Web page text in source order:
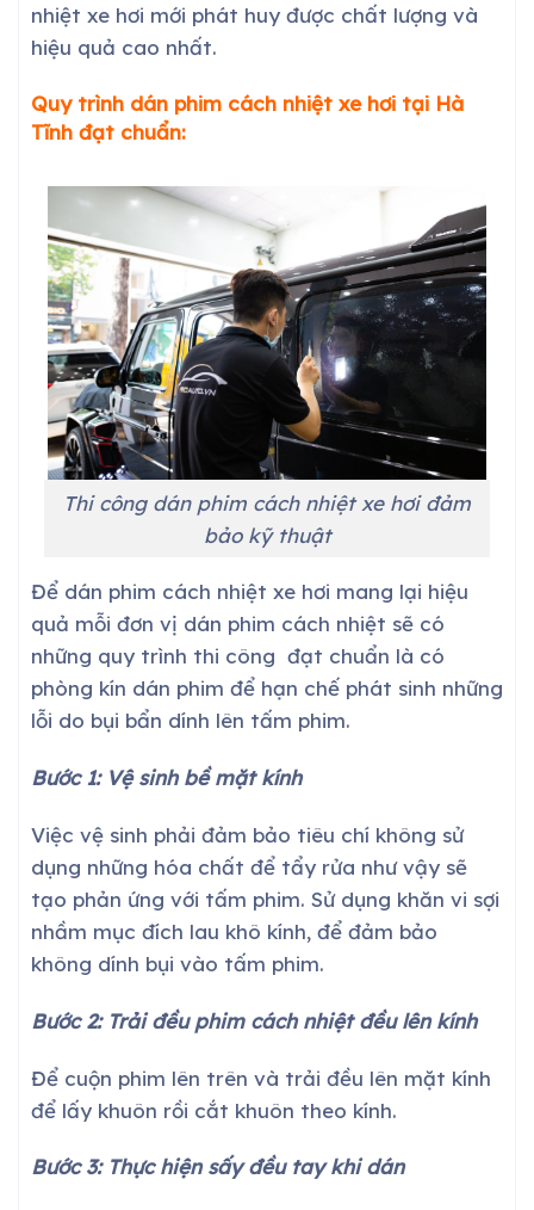
nhiệt xe hơi mới phát huy được chất lượng và
hiệu quả cao nhất.
Quy trình dán phim cách nhiệt xe hơi tại Hà
Tĩnh đạt chuẩn:
Thi công dán phim cách nhiệt xe hơi đảm
bảo kỹ thuật
Để dán phim cách nhiệt xe hơi mang lại hiệu
quả mỗi đơn vị dán phim cách nhiệt sẽ có
những quy trình thi công đạt chuẩn là có
phòng kín dán phim để hạn chế phát sinh những
lỗi do bụi bẩn dính lên tấm phim.
Bước 1: Vệ sinh bề mặt kính
Việc vệ sinh phải đảm bảo tiêu chí không sử
dụng những hóa chất để tẩy rửa như vậy sẽ
tạo phản ứng với tấm phim. Sử dụng khăn vi sợi
nhầm mục đích lau khô kính, để đảm bảo
không dính bụi vào tấm phim.
Bước 2: Trải đều phim cách nhiệt đều lên kính
Để cuộn phim lên trên và trải đều lên mặt kính
để lấy khuôn rồi cắt khuôn theo kính.
Bước 3: Thực hiện sấy đều tay khi dán